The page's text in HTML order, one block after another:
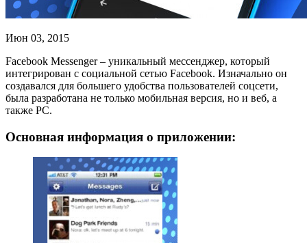
Июн 03, 2015
Facebook Messenger – уникальный мессенджер, который
интегрирован с социальной сетью Facebook. Изначально он
создавался для большего удобства пользователей соцсети,
была разработана не только мобильная версия, но и веб, а
также PC.
Основная информация о приложении: